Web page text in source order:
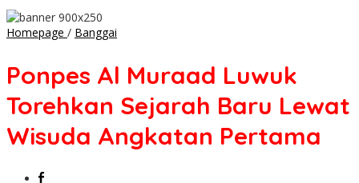
Homepage / Banggai
Luwuk
Sejarah
Lewat
Wisuda
Ponpes Al Muraad Luwuk
Torehkan Sejarah Baru Lewat
Wisuda Angkatan Pertama